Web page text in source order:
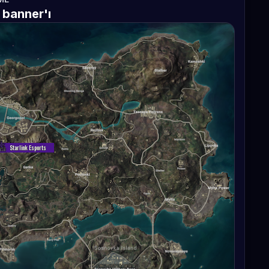
banner'ı
Starlink Esports